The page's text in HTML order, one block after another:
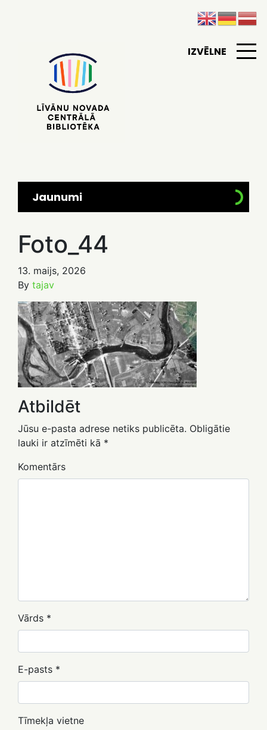
IZVĒLNE
Jaunumi
Foto_44
13. maijs, 2026
By tajav
Atbildēt
Jūsu e-pasta adrese netiks publicēta. Obligātie
lauki ir atzīmēti kā *
Komentārs
Vārds *
E-pasts *
Tīmekļa vietne